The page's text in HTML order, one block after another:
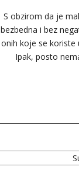
S obzirom da je
bezbedna i bez
onih koje se koriste
Ipak, posto